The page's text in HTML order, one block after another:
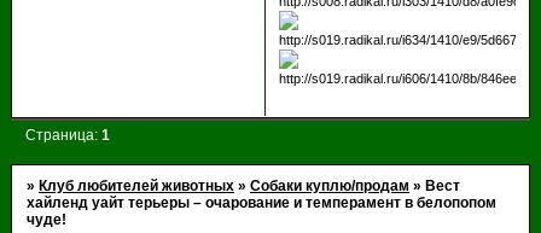
Страница:1
»Клуб любителей животных »Собаки куплю/продам »Вест
хайленд уайт терьеры – очарование и темперамент в белопопом
чуде!